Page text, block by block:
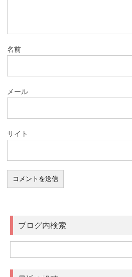
名前
メール
サイト
ブログ内検索
索: